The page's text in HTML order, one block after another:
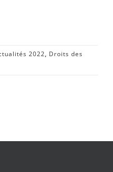
2022, Droits des